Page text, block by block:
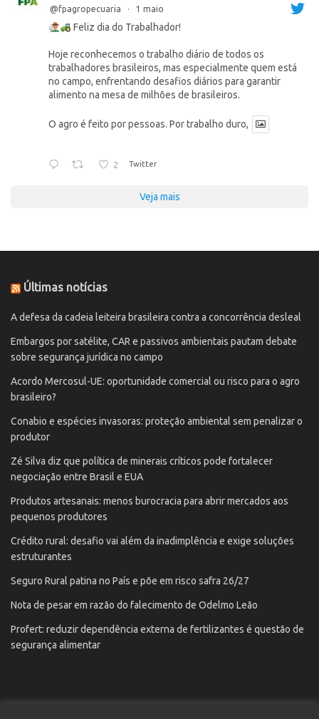
@fpagropecuaria · 1 maio
Feliz dia do Trabalhador!
Hoje reconhecemos o trabalho diário de todos os
trabalhadores brasileiros, mas especialmente quem está
no campo, enfrentando desafios diários para garantir
alimento na mesa de milhões de brasileiros.
O agro é feito por pessoas. Por trabalho duro,
2 Twitter
Veja mais
Últimas notícias
A defesa da cadeia leiteira brasileira contra a concorrência desleal
Embargos por satélite, CAR e passivos ambientais pautam debate
sobre segurança jurídica no campo
Acordo Mercosul-UE: oportunidade comercial ou risco para o agro
brasileiro?
Conabio e espécies invasoras: proteção ambiental sem penalizar o
produtor
Zé Silva diz que política de minerais críticos pode fortalecer
negociação entre Brasil e EUA
Produtos artesanais: menos burocracia para abrir mercados aos
pequenos produtores
Crédito rural: desafio vai além da inadimplência e exige soluções
estruturantes
Seguro Rural patina no País e põe em risco safra 26/27
Nota de pesar em razão do falecimento de Odelmo Leão
Profert: reduzir dependência externa de fertilizantes é questão de
segurança alimentar